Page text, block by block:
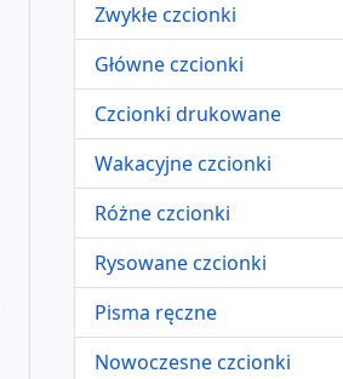
Zwykłe czcionki
Główne czcionki
Czcionki drukowane
Wakacyjne czcionki
Różne czcionki
Rysowane czcionki
Pisma ręczne
Nowoczesne czcionki